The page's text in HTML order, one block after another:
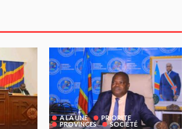
A LA UNE
PRIORITE
PROVINCES
SOCIÉTÉ